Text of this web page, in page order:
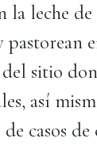
la leche de
pastorean
sitio
así
casos de